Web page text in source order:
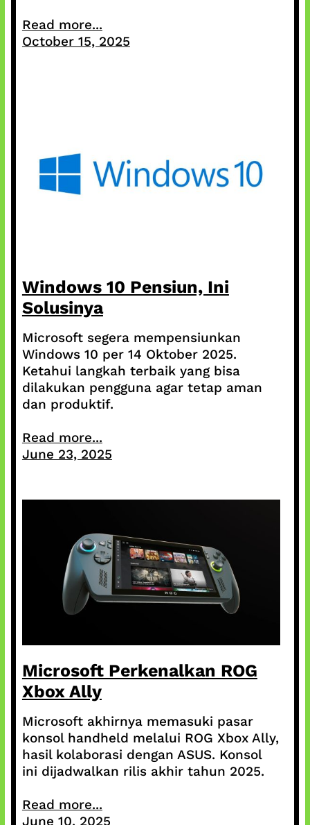
Read more...
October 15, 2025
Windows 10 Pensiun, Ini
Solusinya
Microsoft segera mempensiunkan
Windows 10 per 14 Oktober 2025.
Ketahui langkah terbaik yang bisa
dilakukan pengguna agar tetap aman
dan produktif.
Read more...
June 23, 2025
Microsoft Perkenalkan ROG
Xbox Ally
Microsoft akhirnya memasuki pasar
konsol handheld melalui ROG Xbox Ally,
hasil kolaborasi dengan ASUS. Konsol
ini dijadwalkan rilis akhir tahun 2025.
Read more...
June 10, 2025